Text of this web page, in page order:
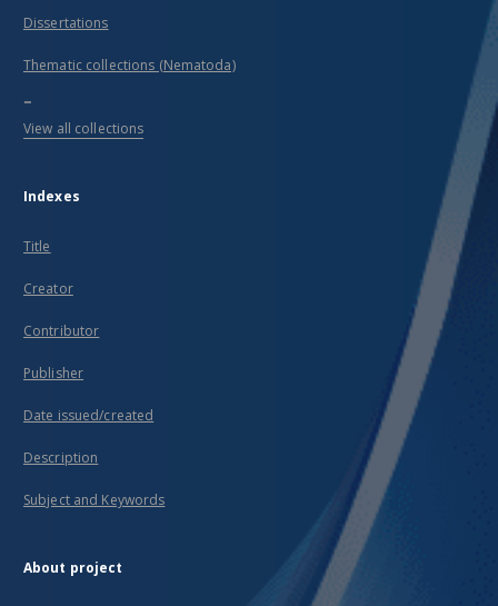
Dissertations
Thematic collections (Nematoda)
...
View all collections
Indexes
Title
Creator
Contributor
Publisher
Date issued/created
Description
Subject and Keywords
About project